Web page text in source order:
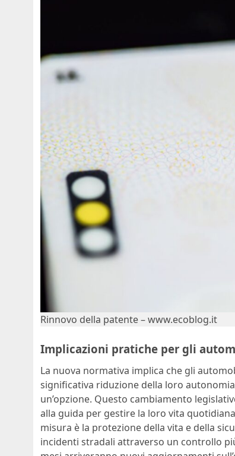
Rinnovo della patente – www.ecoblog.it
Implicazioni pratiche per gli
La nuova normativa implica che gli
significativa riduzione della loro
un’opzione. Questo cambiamento
alla guida per gestire la loro vita
misura è la protezione della vita e della
incidenti stradali attraverso un controllo